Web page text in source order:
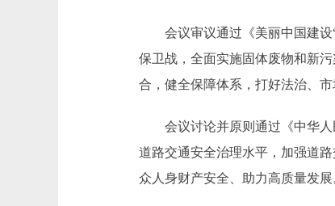
会议审议通过《美丽中国建设“
保卫战，全面实施固体废物和新
合，健全保障体系，打好法治、
会议讨论并原则通过《中华人
道路交通安全治理水平，加强道
众人身财产安全、助力高质量发展